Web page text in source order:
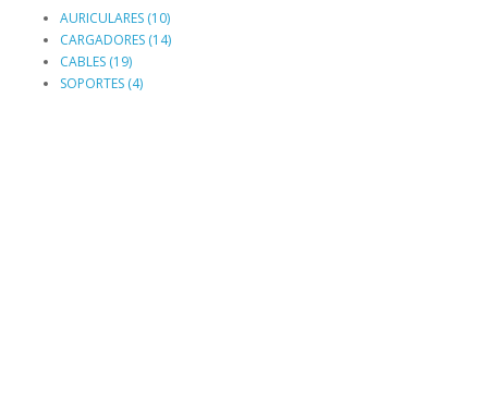
AURICULARES (10)
CARGADORES (14)
CABLES (19)
SOPORTES (4)